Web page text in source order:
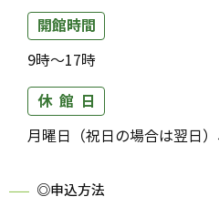
開館時間
9時～17時
休 館 日
月曜日（祝日の場合は翌日
◎申込方法